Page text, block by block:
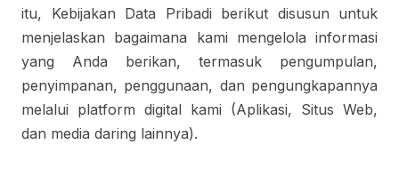
itu, Kebijakan Data Pribadi berikut disusun untuk
menjelaskan bagaimana kami mengelola informasi
yang Anda berikan, termasuk pengumpulan,
penyimpanan, penggunaan, dan pengungkapannya
melalui platform digital kami (Aplikasi, Situs Web,
dan media daring lainnya).